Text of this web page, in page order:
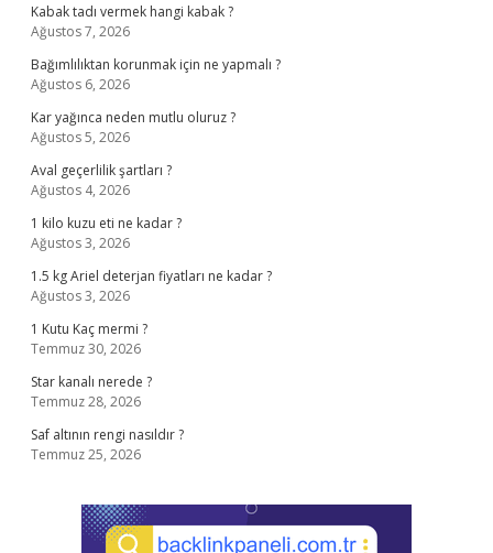
Kabak tadı vermek hangi kabak ?
Ağustos 7, 2026
Bağımlılıktan korunmak için ne yapmalı ?
Ağustos 6, 2026
Kar yağınca neden mutlu oluruz ?
Ağustos 5, 2026
Aval geçerlilik şartları ?
Ağustos 4, 2026
1 kilo kuzu eti ne kadar ?
Ağustos 3, 2026
1.5 kg Ariel deterjan fiyatları ne kadar ?
Ağustos 3, 2026
1 Kutu Kaç mermi ?
Temmuz 30, 2026
Star kanalı nerede ?
Temmuz 28, 2026
Saf altının rengi nasıldır ?
Temmuz 25, 2026